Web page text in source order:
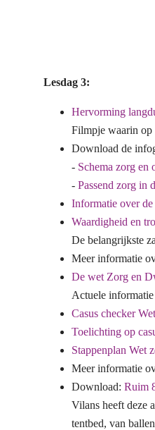
Lesdag 3:
Hervorming
Filmpje waarin op
Download de
- Schema zorg en
- Passend zorg in
Informatie over
Waardigheid en
De belangrijkste
Meer informatie
De wet Zorg en
Actuele
Casus checker
Toelichting op
Stappenplan Wet
Meer informatie
Download: Ruim
Vilans heeft deze
tentbed, van